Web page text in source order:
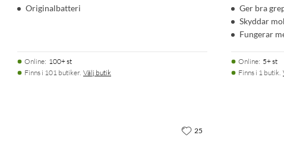
Originalbatteri
Online: 100+ st
Finns i 101 butiker. Välj butik
Ger bra
Skyddar
Fungerar
Online: 5+ st
Finns i 1 butik.
25